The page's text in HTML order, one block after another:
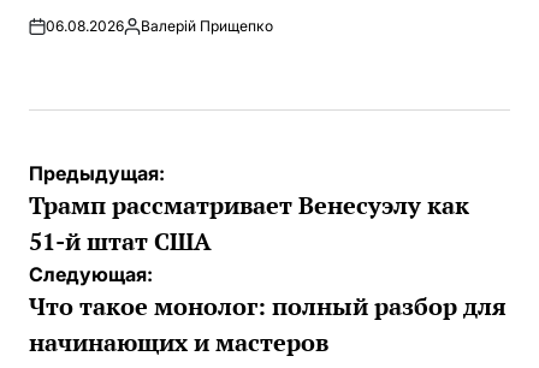
06.08.2026Запись
Валерій Прищепко
Навигация
по
записям
Предыдущая:
Трамп рассматривает Венесуэлу как
51-й штат США
Следующая:
Что такое монолог: полный разбор для
начинающих и мастеров